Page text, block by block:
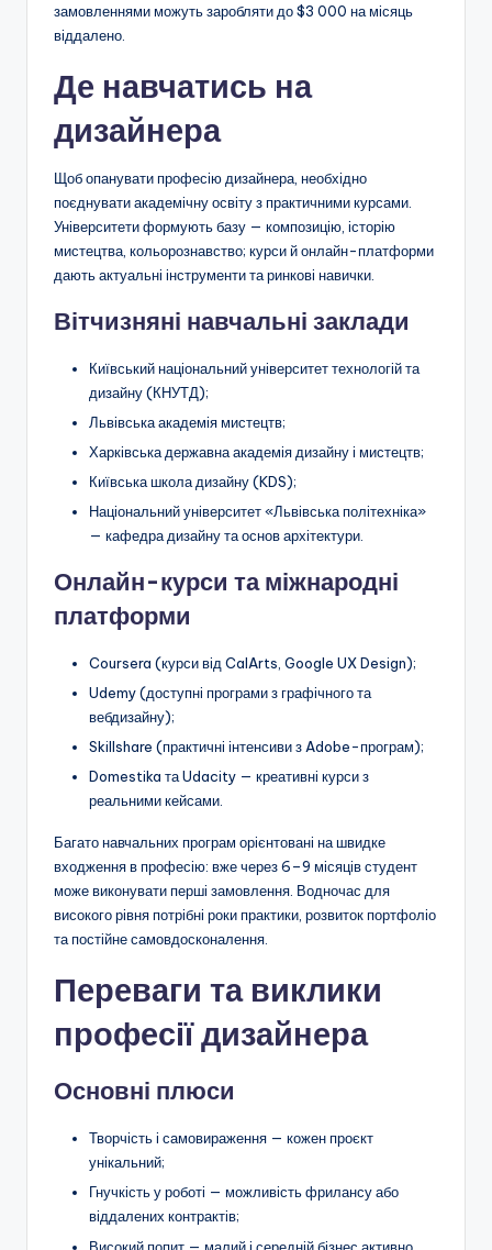
замовленнями можуть заробляти до $3 000 на місяць
віддалено.
Де навчатись на
дизайнера
Щоб опанувати професію дизайнера, необхідно
поєднувати академічну освіту з практичними курсами.
Університети формують базу — композицію, історію
мистецтва, кольорознавство; курси й онлайн-платформи
дають актуальні інструменти та ринкові навички.
Вітчизняні навчальні заклади
Київський національний університет технологій та
дизайну (КНУТД);
Львівська академія мистецтв;
Харківська державна академія дизайну і мистецтв;
Київська школа дизайну (KDS);
Національний університет «Львівська політехніка»
— кафедра дизайну та основ архітектури.
Онлайн-курси та міжнародні
платформи
Coursera (курси від CalArts, Google UX Design);
Udemy (доступні програми з графічного та
вебдизайну);
Skillshare (практичні інтенсиви з Adobe-програм);
Domestika та Udacity — креативні курси з
реальними кейсами.
Багато навчальних програм орієнтовані на швидке
входження в професію: вже через 6–9 місяців студент
може виконувати перші замовлення. Водночас для
високого рівня потрібні роки практики, розвиток портфоліо
та постійне самовдосконалення.
Переваги та виклики
професії дизайнера
Основні плюси
Творчість і самовираження — кожен проєкт
унікальний;
Гнучкість у роботі — можливість фрилансу або
віддалених контрактів;
Високий попит — малий і середній бізнес активно